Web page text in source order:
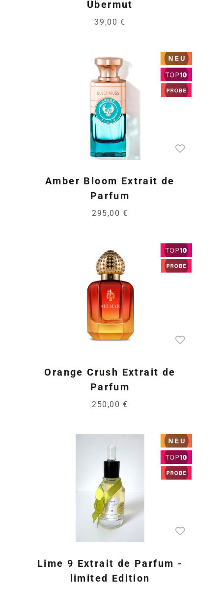
Übermut
39,00 €
Amber Bloom Extrait de
Parfum
295,00 €
Orange Crush Extrait de
Parfum
250,00 €
Lime 9 Extrait de Parfum -
limited Edition